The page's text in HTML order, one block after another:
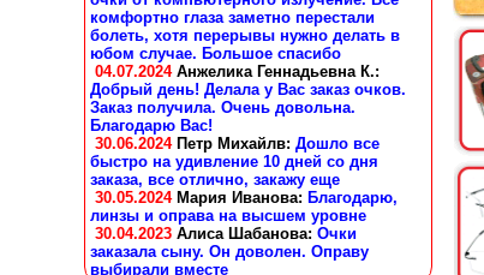
комфортно глаза заметно перестали
болеть, хотя перерывы нужно делать в
юбом случае. Большое спасибо
04.07.2024 Анжелика Геннадьевна К.:
Добрый день! Делала у Вас заказ очков.
Заказ получила. Очень довольна.
Благодарю Вас!
30.06.2024 Петр Михайлв: Дошло все
быстро на удивление 10 дней со дня
заказа, все отлично, закажу еще
30.05.2024 Мария Иванова: Благодарю,
линзы и оправа на высшем уровне
30.04.2023 Алиса Шабанова: Очки
заказала сыну. Он доволен. Оправу
выбирали вместе